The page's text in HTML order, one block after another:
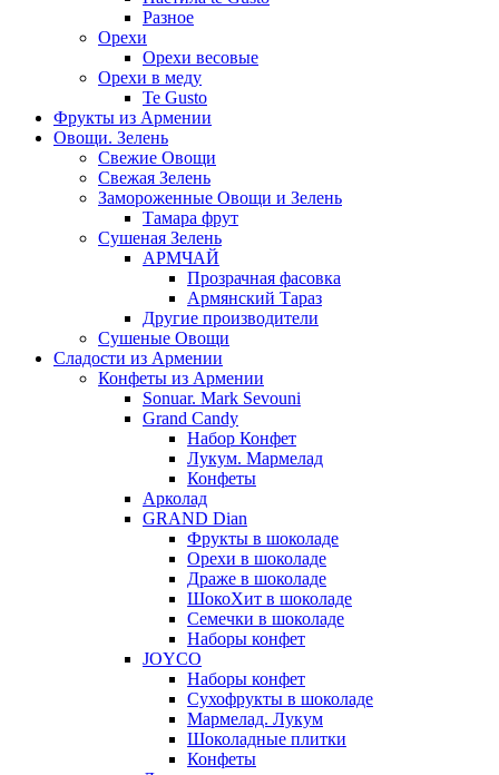
Разное
Орехи
Орехи весовые
Орехи в меду
Te Gusto
Фрукты из Армении
Овощи. Зелень
Свежие Овощи
Свежая Зелень
Замороженные Овощи и Зелень
Тамара фрут
Сушеная Зелень
АРМЧАЙ
Прозрачная фасовка
Армянский Тараз
Другие производители
Сушеные Овощи
Сладости из Армении
Конфеты из Армении
Sonuar. Mark Sevouni
Grand Candy
Набор Конфет
Лукум. Мармелад
Конфеты
Арколад
GRAND Dian
Фрукты в шоколаде
Орехи в шоколаде
Драже в шоколаде
ШокоХит в шоколаде
Семечки в шоколаде
Наборы конфет
JOYCO
Наборы конфет
Сухофрукты в шоколаде
Мармелад. Лукум
Шоколадные плитки
Конфеты